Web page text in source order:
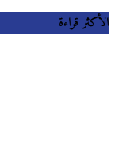
الأكثر قراءة